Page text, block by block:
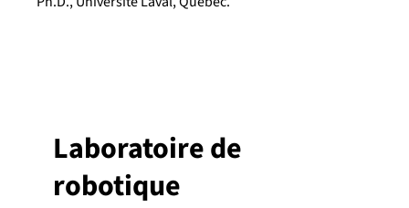
Laboratoire de
robotique